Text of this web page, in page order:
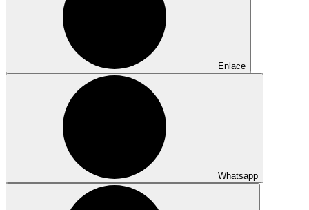
Enlace
Whatsapp